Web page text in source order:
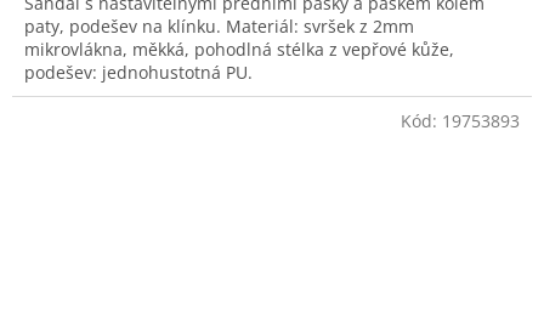
paty, podešev na klínku. Materiál: svršek z 2mm
mikrovlákna, měkká, pohodlná stélka z vepřové kůže,
podešev: jednohustotná PU.
Kód: 19753893